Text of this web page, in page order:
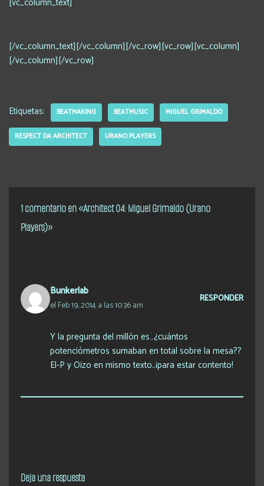
[/vc_column_text][/vc_column][/vc_row][vc_row][vc_column]
[/vc_column][/vc_row]
Etiquetas: BEATMAKING BEATMUSIC MIGUEL GRIMALDO
RESPECT DA ARCHITECT URANO PLAYERS
1 comentario en «Architect 04: Miguel Grimaldo (Urano
Players)»
Bunkerlab
el Feb 19, 2014 a las 10:36 am
RESPONDER
Y la pregunta del millón es…¿cuántos
potenciómetros sumaban en total sobre la mesa??
El-P y Oizo en mismo texto..¡para estar contento!
Deja una respuesta